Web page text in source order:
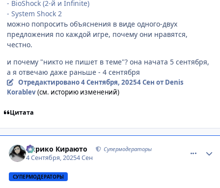
- BioShock (2-й и Infinite)
- System Shock 2
можно попросить объяснения в виде одного-двух
предложения по каждой игре, почему они нравятся,
честно.
и почему "никто не пишет в теме"? она начата 5 сентября,
а я отвечаю даже раньше - 4 сентября
Отредактировано4 Сентября, 20254 Сен от Denis
Korablev(см. историю изменений)
Цитата
Кирико Кираюто Супермодераторы
4 Сентября, 20254 Сен
СУПЕРМОДЕРАТОРЫ